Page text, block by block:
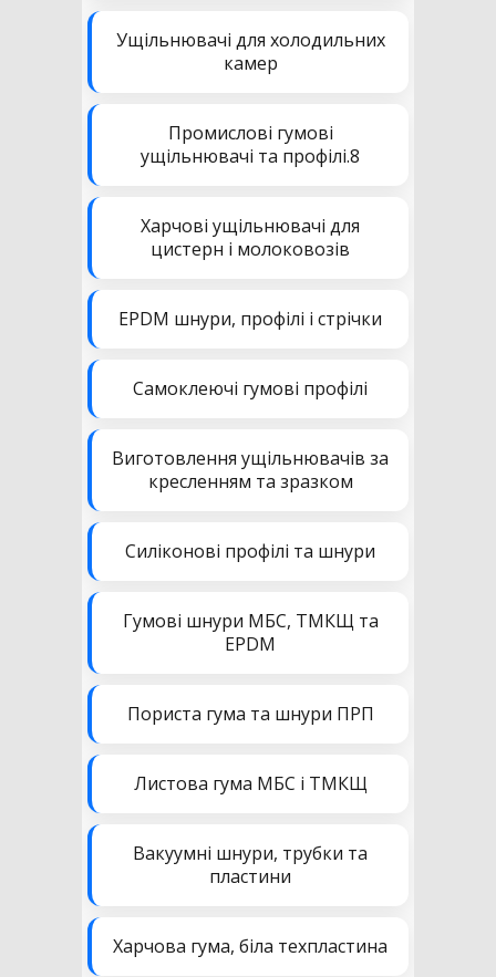
Ущільнювачі для холодильних
камер
Промислові гумові
ущільнювачі та профілі.8
Харчові ущільнювачі для
цистерн і молоковозів
EPDM шнури, профілі і стрічки
Самоклеючі гумові профілі
Виготовлення ущільнювачів за
кресленням та зразком
Силіконові профілі та шнури
Гумові шнури МБС, ТМКЩ та
EPDM
Пориста гума та шнури ПРП
Листова гума МБС і ТМКЩ
Вакуумні шнури, трубки та
пластини
Харчова гума, біла техпластина